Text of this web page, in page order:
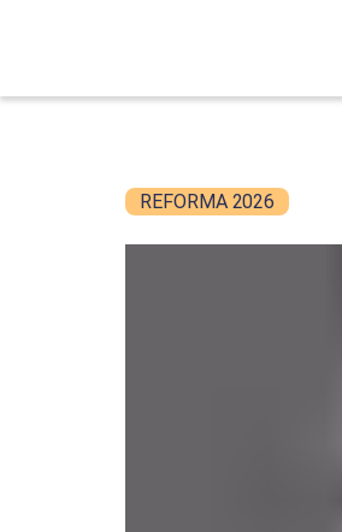
REFORMA 2026